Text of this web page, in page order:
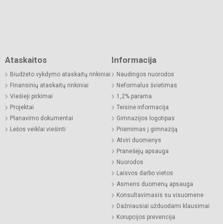
Ataskaitos
Biudžeto vykdymo ataskaitų rinkiniai
Finansinių ataskaitų rinkiniai
Viešieji pirkimai
Projektai
Planavimo dokumentai
Lėšos veiklai viešinti
Informacija
Naudingos nuorodos
Neformalus švietimas
1,2% parama
Teisinė informacija
Gimnazijos logotipas
Priėmimas į gimnaziją
Atviri duomenys
Pranešėjų apsauga
Nuorodos
Laisvos darbo vietos
Asmens duomenų apsauga
Konsultavimasis su visuomene
Dažniausiai užduodami klausimai
Korupcijos prevencija